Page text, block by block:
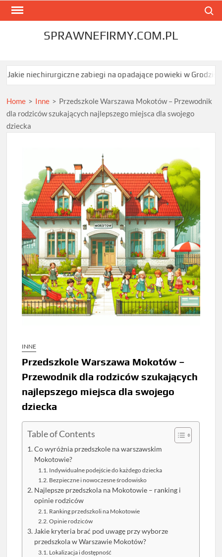
Skip
SPRAWNEFIRMY.COM.PL
zabiegi na opadające powieki w Grodzisku
Home > Inne > Przedszkole Warszawa Mokotów – Przewodnik
dla rodziców szukających najlepszego miejsca dla swojego
dziecka
INNE
Przedszkole Warszawa Mokotów –
Przewodnik dla rodziców szukających
najlepszego miejsca dla swojego
dziecka
Table of Contents
Co wyróżnia przedszkole na warszawskim
Mokotowie?
Indywidualne podejście do każdego dziecka
Bezpieczne i nowoczesne środowisko
Najlepsze przedszkola na Mokotowie – ranking i
opinie rodziców
Ranking przedszkoli na Mokotowie
Opinie rodziców
Jakie kryteria brać pod uwagę przy wyborze
przedszkola w Warszawie Mokotów?
Lokalizacja i dostępność